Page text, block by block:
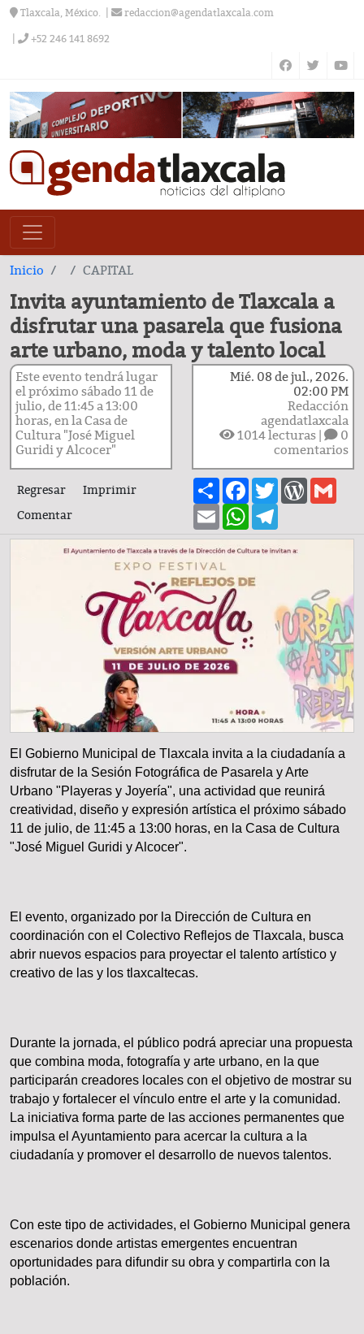
Tlaxcala, México. redaccion@agendatlaxcala.com
+52 246 141 8692
Inicio CAPITAL
Invita ayuntamiento de Tlaxcala a
disfrutar una pasarela que fusiona
arte urbano, moda y talento local
Este evento tendrá lugar
el próximo sábado 11 de
julio, de 11:45 a 13:00
horas, en la Casa de
Cultura "José Miguel
Guridi y Alcocer"
Mié. 08 de jul., 2026.
02:00 PM
Redacción
agendatlaxcala
1014lecturas |
0
comentarios
Regresar
Imprimir
Comentar
ShareFacebook
Twitter
EmailWhatsApp
El Gobierno Municipal de Tlaxcala invita a la ciudadanía a
disfrutar de la Sesión Fotográfica de Pasarela y Arte
Urbano "Playeras y Joyería", una actividad que reunirá
creatividad, diseño y expresión artística el próximo sábado
11 de julio, de 11:45 a 13:00 horas, en la Casa de Cultura
"José Miguel Guridi y Alcocer".
El evento, organizado por la Dirección de Cultura en
coordinación con el Colectivo Reflejos de Tlaxcala, busca
abrir nuevos espacios para proyectar el talento artístico y
creativo de las y los tlaxcaltecas.
Durante la jornada, el público podrá apreciar una propuesta
que combina moda, fotografía y arte urbano, en la que
participarán creadores locales con el objetivo de mostrar su
trabajo y fortalecer el vínculo entre el arte y la comunidad.
La iniciativa forma parte de las acciones permanentes que
impulsa el Ayuntamiento para acercar la cultura a la
ciudadanía y promover el desarrollo de nuevos talentos.
Con este tipo de actividades, el Gobierno Municipal genera
escenarios donde artistas emergentes encuentran
oportunidades para difundir su obra y compartirla con la
población.